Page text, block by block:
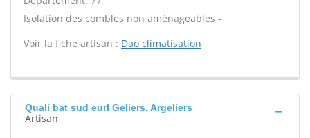
Isolation des combles non aménageables -
Voir la fiche artisan : Dao climatisation
Quali bat sud eurl Geliers, Argeliers
Artisan